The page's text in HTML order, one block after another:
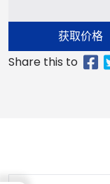
获取价格